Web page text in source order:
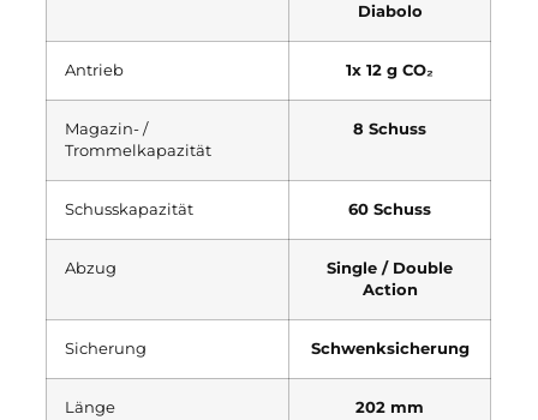
Diabolo
Antrieb 1x 12 g CO₂
Magazin- /
Trommelkapazität
8 Schuss
Schusskapazität 60 Schuss
Abzug
Single / Double
Action
Sicherung Schwenksicherung
Länge 202 mm